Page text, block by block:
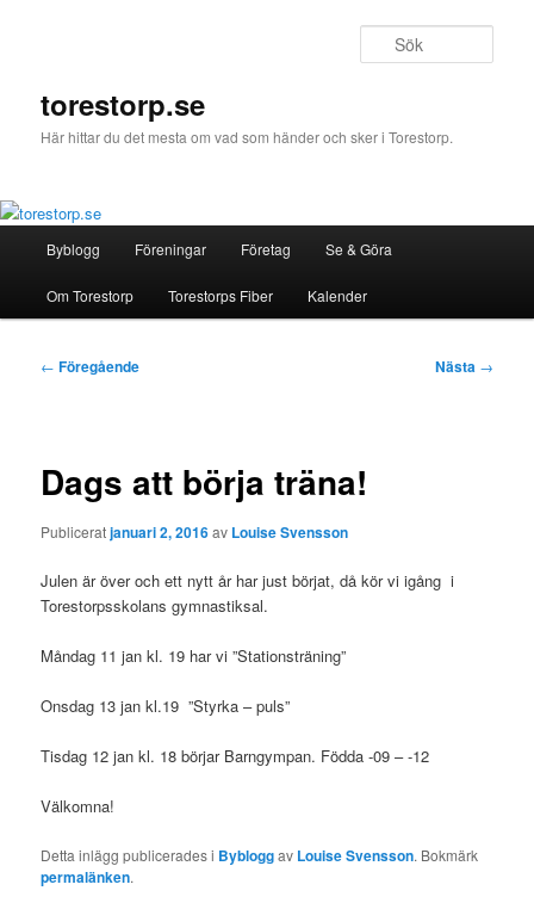
torestorp.se
Här hittar du det mesta om vad som händer och sker i Torestorp.
Byblogg Föreningar Företag Se & Göra
Om Torestorp Torestorps Fiber Kalender
Inläggsnavigering
← Föregående Nästa →
Dags att börja träna!
Publiceratjanuari 2, 2016av Louise Svensson
Julen är över och ett nytt år har just börjat, då kör vi igång i
Torestorpsskolans gymnastiksal.
Måndag 11 jan kl. 19 har vi ”Stationsträning”
Onsdag 13 jan kl.19 ”Styrka – puls”
Tisdag 12 jan kl. 18 börjar Barngympan. Födda -09 – -12
Välkomna!
Detta inlägg publicerades i Bybloggav Louise Svensson. Bokmärk
permalänken.